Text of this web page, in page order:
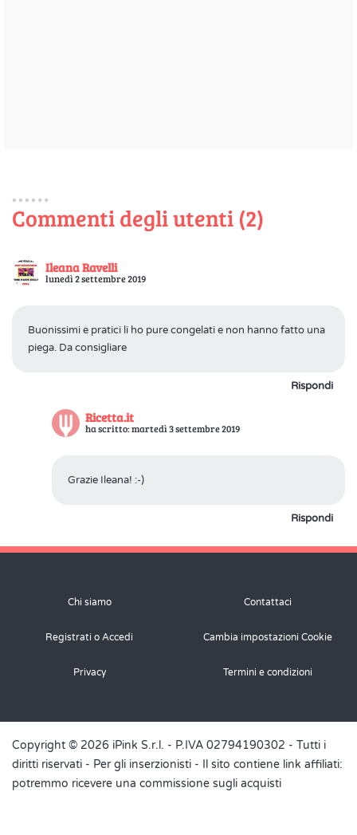
Commenti degli utenti (2)
Ileana Ravelli
lunedì 2 settembre 2019
Buonissimi e pratici li ho pure congelati e non hanno fatto una
piega. Da consigliare
Rispondi
Ricetta.it
ha scritto: martedì 3 settembre 2019
Grazie Ileana! :-)
Rispondi
Chi siamo Contattaci
Registrati o Accedi Cambia impostazioni Cookie
Privacy Termini e condizioni
Copyright © 2026 iPink S.r.l. - P.IVA 02794190302 - Tutti i
diritti riservati - Per gli inserzionisti - Il sito contiene link affiliati:
potremmo ricevere una commissione sugli acquisti